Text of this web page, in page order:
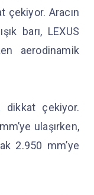
çekiyor. Aracın
barı, LEXUS
aerodinamik
dikkat çekiyor.
ulaşırken,
2.950 mm’ye